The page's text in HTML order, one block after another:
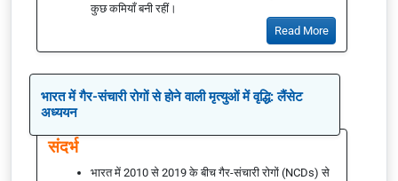
कुछ कमियाँ बनी रहीं।
Read More
भारत में गैर-संचारी रोगों से होने वाली मृत्युओं में वृद्धि: लैंसेट
अध्ययन
संदर्भ
भारत में 2010 से 2019 के बीच गैर-संचारी रोगों (NCDs) से